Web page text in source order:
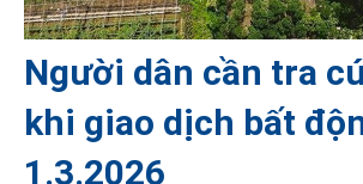
Người dân cần tra
khi giao dịch bất
1.3.2026